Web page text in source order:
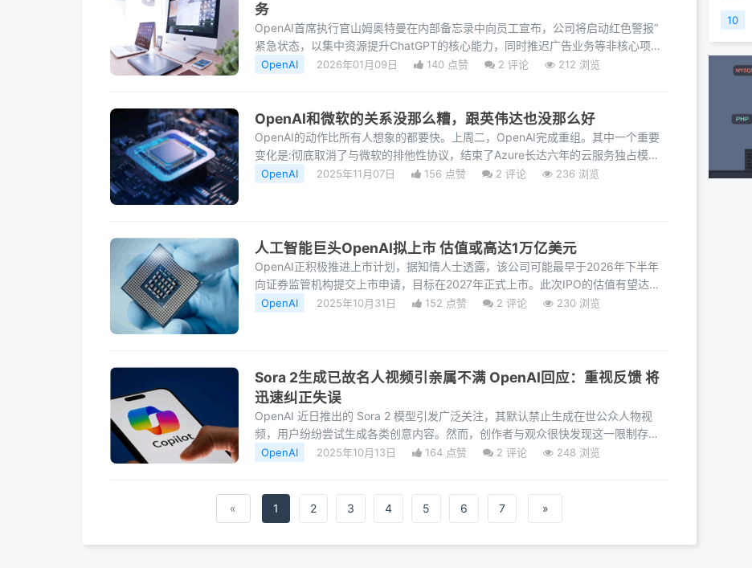
务
OpenAI首席执行官山姆奥特曼在内部备忘录中向员工宣布，公司将启动红色警报”
紧急状态，以集中资源提升ChatGPT的核心能力，同时推迟广告业务等非核心项
目。备忘录显示，奥特
OpenAI 2026年01月09日 140 点赞 2 评论 212 浏览
OpenAI和微软的关系没那么糟，跟英伟达也没那么好
OpenAI的动作比所有人想象的都要快。上周二，OpenAI完成重组。其中一个重要
变化是:彻底取消了与微软的排他性协议，结束了Azure长达六年的云服务独占模
式。此前，OpenAI所有
OpenAI 2025年11月07日 156 点赞 2 评论 236 浏览
人工智能巨头OpenAI拟上市 估值或高达1万亿美元
OpenAI正积极推进上市计划，据知情人士透露，该公司可能最早于2026年下半年
向证券监管机构提交上市申请，目标在2027年正式上市。此次IPO的估值有望达到
约1万亿美元，或将跻
OpenAI 2025年10月31日 152 点赞 2 评论 230 浏览
Sora 2生成已故名人视频引亲属不满 OpenAI回应：重视反馈 将
迅速纠正失误
OpenAI 近日推出的 Sora 2 模型引发广泛关注，其默认禁止生成在世公众人物视
频，用户纷纷尝试生成各类创意内容。然而，创作者与观众很快发现这一限制存在
明显漏洞该模型允许
OpenAI 2025年10月13日 164 点赞 2 评论 248 浏览
« 1 2 3 4 5 6 7 »
10